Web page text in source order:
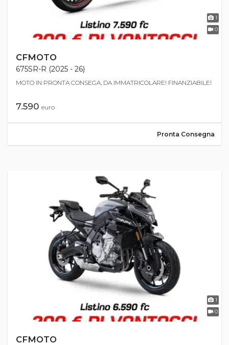
1
0
CFMOTO
675SR-R (2025 - 26)
MOTO IN PRONTA CONSEGA, DA IMMATRICOLARE! FINANZIABILE!
7.590 euro
Pronta Consegna
1
0
CFMOTO